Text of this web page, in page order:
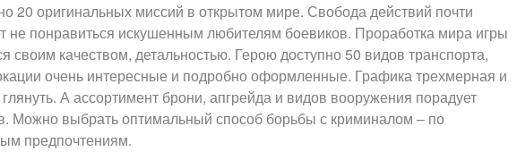
20 оригинальных миссий в открытом мире. Свобода действий почти
не понравиться искушенным любителям боевиков. Проработка мира игры
своим качеством, детальностью. Герою доступно 50 видов транспорта,
очень интересные и подробно оформленные. Графика трехмерная и
А ассортимент брони, апгрейда и видов вооружения порадует
Можно выбрать оптимальный способ борьбы с криминалом – по
предпочтениям.